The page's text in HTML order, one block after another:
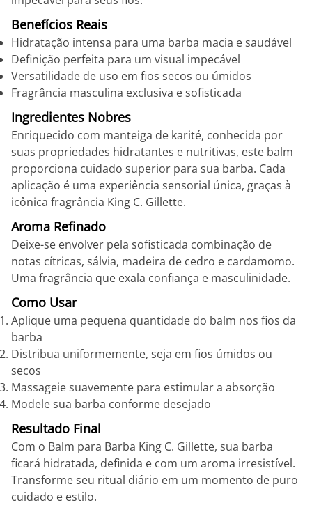
Benefícios Reais
Hidratação intensa para uma barba macia e saudável
Definição perfeita para um visual impecável
Versatilidade de uso em fios secos ou úmidos
Fragrância masculina exclusiva e sofisticada
Ingredientes Nobres
Enriquecido com manteiga de karité, conhecida por
suas propriedades hidratantes e nutritivas, este balm
proporciona cuidado superior para sua barba. Cada
aplicação é uma experiência sensorial única, graças à
icônica fragrância King C. Gillette.
Aroma Refinado
Deixe-se envolver pela sofisticada combinação de
notas cítricas, sálvia, madeira de cedro e cardamomo.
Uma fragrância que exala confiança e masculinidade.
Como Usar
Aplique uma pequena quantidade do balm nos fios da
barba
Distribua uniformemente, seja em fios úmidos ou
secos
Massageie suavemente para estimular a absorção
Modele sua barba conforme desejado
Resultado Final
Com o Balm para Barba King C. Gillette, sua barba
ficará hidratada, definida e com um aroma irresistível.
Transforme seu ritual diário em um momento de puro
cuidado e estilo.